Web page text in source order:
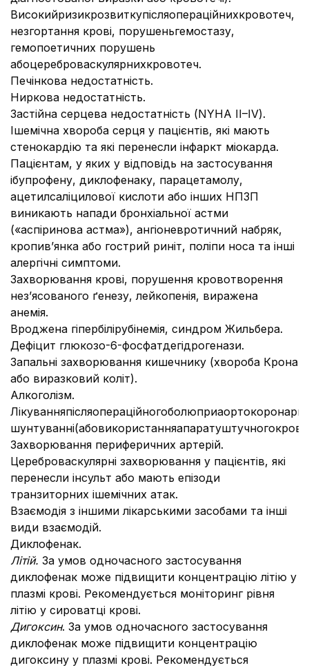
Високийризикрозвиткупісляопераційнихкровотеч,
незгортання крові, порушеньгемостазу,
гемопоетичних порушень
абоцереброваскулярнихкровотеч.
Печінкова недостатність.
Ниркова недостатність.
Застійна серцева недостатність (NYHA II–IV).
Ішемічна хвороба серця у пацієнтів, які мають
стенокардію та які перенесли інфаркт міокарда.
Пацієнтам, у яких у відповідь на застосування
ібупрофену, диклофенаку, парацетамолу,
ацетилсаліцилової кислоти або інших НПЗП
виникають напади бронхіальної астми
(«аспіринова астма»), ангіоневротичний набряк,
кропив’янка або гострий риніт, поліпи носа та інші
алергічні симптоми.
Захворювання крові, порушення кровотворення
нез’ясованого ґенезу, лейкопенія, виражена
анемія.
Вроджена гіпербілірубінемія, синдром Жильбера.
Дефіцит глюкозо-6-фосфатдегідрогенази.
Запальні захворювання кишечнику (хвороба Крона
або виразковий коліт).
Алкоголізм.
Захворювання периферичних артерій.
Цереброваскулярні захворювання у пацієнтів, які
перенесли інсульт або мають епізоди
транзиторних ішемічних атак.
Взаємодія з іншими лікарськими засобами та інші
види взаємодій.
Диклофенак.
Літій. За умов одночасного застосування
диклофенак може підвищити концентрацію літію у
плазмі крові. Рекомендується моніторинг рівня
літію у сироватці крові.
Дигоксин. За умов одночасного застосування
диклофенак може підвищити концентрацію
дигоксину у плазмі крові. Рекомендується